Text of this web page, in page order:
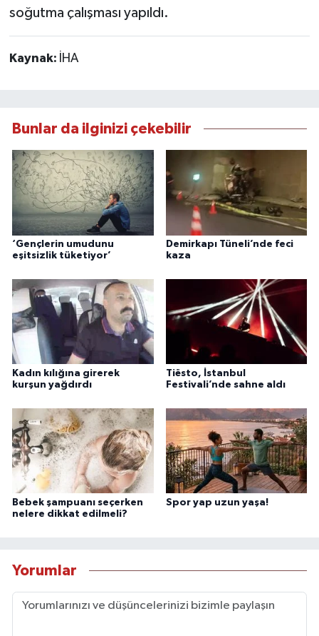
soğutma çalışması yapıldı.
Kaynak: İHA
Bunlar da ilginizi çekebilir
‘Gençlerin umudunu
eşitsizlik tüketiyor’
Demirkapı Tüneli’nde feci
kaza
Kadın kılığına girerek
kurşun yağdırdı
Tiësto, İstanbul
Festivali’nde sahne aldı
Bebek şampuanı seçerken
nelere dikkat edilmeli?
Spor yap uzun yaşa!
Yorumlar